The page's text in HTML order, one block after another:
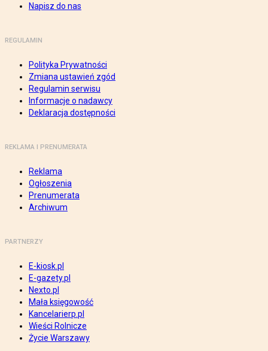
Napisz do nas
REGULAMIN
Polityka Prywatności
Zmiana ustawień zgód
Regulamin serwisu
Informacje o nadawcy
Deklaracja dostępności
REKLAMA I PRENUMERATA
Reklama
Ogłoszenia
Prenumerata
Archiwum
PARTNERZY
E-kiosk.pl
E-gazety.pl
Nexto.pl
Mała księgowość
Kancelarierp.pl
Wieści Rolnicze
Życie Warszawy